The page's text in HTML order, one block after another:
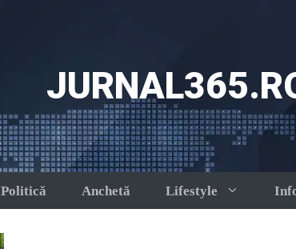
Politică Anchetă Lifestyle